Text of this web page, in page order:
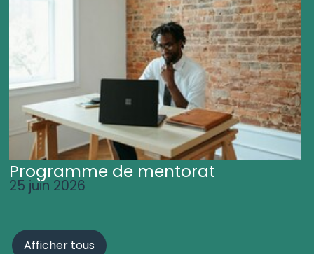
Programme de mentorat
25 juin 2026
Afficher tous